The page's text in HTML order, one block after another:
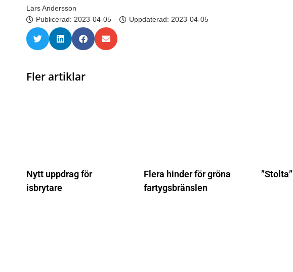
Lars Andersson
Publicerad: 2023-04-05 Uppdaterad: 2023-04-05
Fler artiklar
Nytt uppdrag för
isbrytare
Flera hinder för gröna
fartygsbränslen
”Stolta”